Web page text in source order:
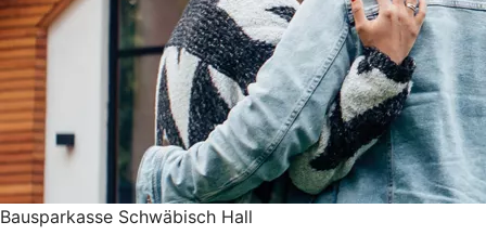
Bausparkasse Schwäbisch Hall